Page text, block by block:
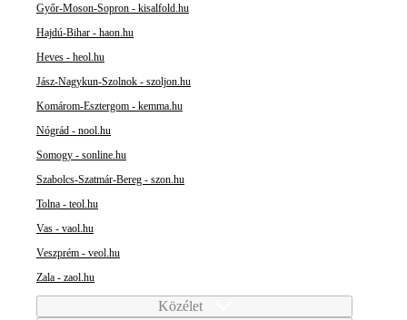
Győr-Moson-Sopron - kisalfold.hu
Hajdú-Bihar - haon.hu
Heves - heol.hu
Jász-Nagykun-Szolnok - szoljon.hu
Komárom-Esztergom - kemma.hu
Nógrád - nool.hu
Somogy - sonline.hu
Szabolcs-Szatmár-Bereg - szon.hu
Tolna - teol.hu
Vas - vaol.hu
Veszprém - veol.hu
Zala - zaol.hu
Közélet